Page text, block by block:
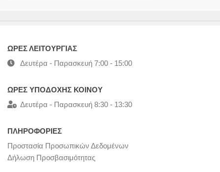
ΩΡΕΣ ΛΕΙΤΟΥΡΓΙΑΣ
Δευτέρα - Παρασκευή 7:00 - 15:00
ΩΡΕΣ ΥΠΟΔΟΧΗΣ ΚΟΙΝΟΥ
Δευτέρα - Παρασκευή 8:30 - 13:30
ΠΛΗΡΟΦΟΡΙΕΣ
Προστασία Προσωπικών Δεδομένων
Δήλωση Προσβασιμότητας